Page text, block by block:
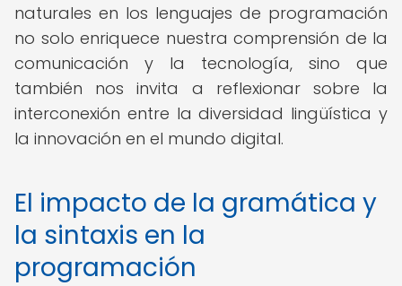
naturales en los lenguajes de programación
no solo enriquece nuestra comprensión de la
comunicación y la tecnología, sino que
también nos invita a reflexionar sobre la
interconexión entre la diversidad lingüística y
la innovación en el mundo digital.
El impacto de la gramática y
la sintaxis en la
programación